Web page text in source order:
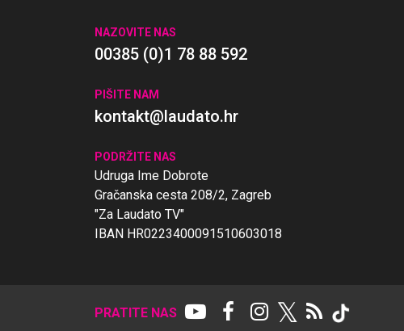
NAZOVITE NAS
00385 (0)1 78 88 592
PIŠITE NAM
kontakt@laudato.hr
PODRŽITE NAS
Udruga Ime Dobrote
Gračanska cesta 208/2, Zagreb
"Za Laudato TV"
IBAN HR0223400091510603018
PRATITE NAS 𝕏